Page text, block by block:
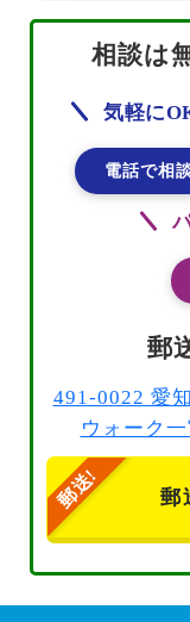
相談は
気軽に
電話で相
郵
491-0022 愛
ウォーク
郵